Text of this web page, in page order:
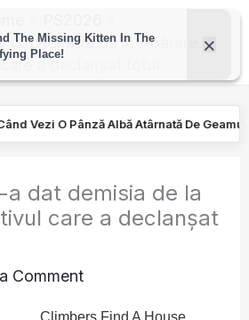
demisia de la Apărare.
a declanșat totul
De Geamul Unei Mașini. Semnalul…
a dat demisia de la
care a declanșat
Comment